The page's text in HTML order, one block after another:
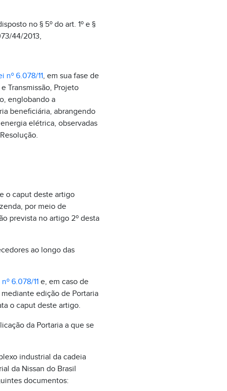
no § 5º do art. 1º e §
44/2013,
nº 6.078/11, em sua fase de
Transmissão, Projeto
englobando a
beneficiária, abrangendo
elétrica, observadas
o caput deste artigo
por meio de
prevista no artigo 2º desta
ao longo das
6.078/11e, em caso de
edição de Portaria
o caput deste artigo.
da Portaria a que se
industrial da cadeia
da Nissan do Brasil
documentos: